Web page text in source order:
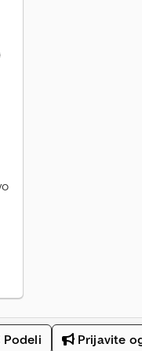
Podeli Prijavite